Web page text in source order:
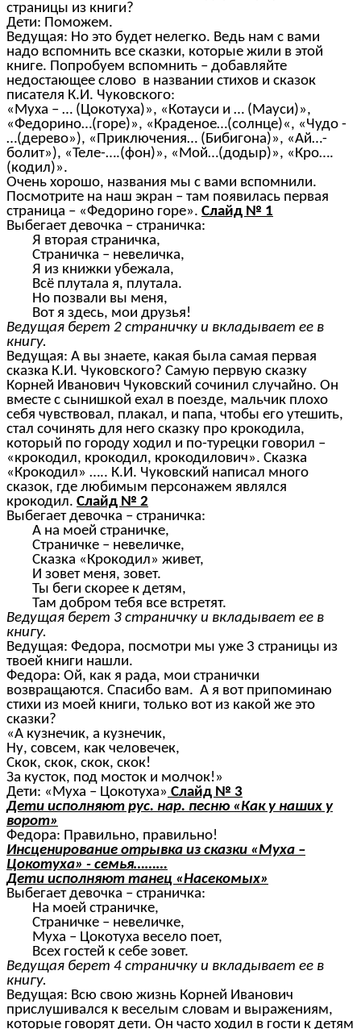
страницы из книги?
Дети: Поможем.
Ведущая: Но это будет нелегко. Ведь нам с вами
надо вспомнить все сказки, которые жили в этой
книге. Попробуем вспомнить – добавляйте
недостающее слово в названии стихов и сказок
писателя К.И. Чуковского:
«Муха – … (Цокотуха)», «Котауси и … (Мауси)»,
«Федорино…(горе)», «Краденое…(солнце)«, «Чудо -
…(дерево»), «Приключения… (Бибигона)», «Ай…-
болит»), «Теле-….(фон)», «Мой…(додыр)», «Кро….
(кодил)».
Очень хорошо, названия мы с вами вспомнили.
Посмотрите на наш экран – там появилась первая
страница – «Федорино горе». Слайд № 1
Выбегает девочка – страничка:
Я вторая страничка,
Страничка – невеличка,
Я из книжки убежала,
Всё плутала я, плутала.
Но позвали вы меня,
Вот я здесь, мои друзья!
Ведущая берет 2 страничку и вкладывает ее в
книгу.
Ведущая: А вы знаете, какая была самая первая
сказка К.И. Чуковского? Самую первую сказку
Корней Иванович Чуковский сочинил случайно. Он
вместе с сынишкой ехал в поезде, мальчик плохо
себя чувствовал, плакал, и папа, чтобы его утешить,
стал сочинять для него сказку про крокодила,
который по городу ходил и по-турецки говорил –
«крокодил, крокодил, крокодилович». Сказка
«Крокодил» ….. К.И. Чуковский написал много
сказок, где любимым персонажем являлся
крокодил. Слайд № 2
Выбегает девочка – страничка:
А на моей страничке,
Страничке – невеличке,
Сказка «Крокодил» живет,
И зовет меня, зовет.
Ты беги скорее к детям,
Там добром тебя все встретят.
Ведущая берет 3 страничку и вкладывает ее в
книгу.
Ведущая: Федора, посмотри мы уже 3 страницы из
твоей книги нашли.
Федора: Ой, как я рада, мои странички
возвращаются. Спасибо вам. А я вот припоминаю
стихи из моей книги, только вот из какой же это
сказки?
«А кузнечик, а кузнечик,
Ну, совсем, как человечек,
Скок, скок, скок, скок!
За кусток, под мосток и молчок!»
Дети: «Муха – Цокотуха» Слайд № 3
Дети исполняют рус. нар. песню «Как у наших у
ворот»
Федора: Правильно, правильно!
Инсценирование отрывка из сказки «Муха –
Цокотуха» - семья………
Дети исполняют танец «Насекомых»
Выбегает девочка – страничка:
На моей страничке,
Страничке – невеличке,
Муха – Цокотуха весело поет,
Всех гостей к себе зовет.
Ведущая берет 4 страничку и вкладывает ее в
книгу.
Ведущая: Всю свою жизнь Корней Иванович
прислушивался к веселым словам и выражениям,
которые говорят дети. Он часто ходил в гости к детям